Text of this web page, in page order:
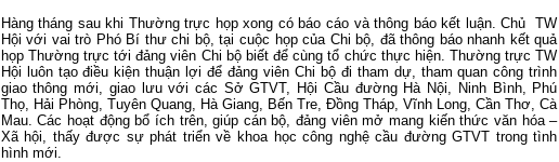
Hàng tháng sau khi Thường trực họp xong có báo cáo và thông báo kết luận. Chủ TW
Hội với vai trò Phó Bí thư chi bộ, tại cuộc họp của Chi bộ, đã thông báo nhanh kết quả
họp Thường trực tới đảng viên Chi bộ biết để cùng tổ chức thực hiện. Thường trực TW
Hội luôn tạo điều kiện thuận lợi để đảng viên Chi bộ đi tham dự, tham quan công trình
giao thông mới, giao lưu với các Sở GTVT, Hội Cầu đường Hà Nội, Ninh Bình, Phú
Thọ, Hải Phòng, Tuyên Quang, Hà Giang, Bến Tre, Đồng Tháp, Vĩnh Long, Cần Thơ, Cà
Mau. Các hoạt động bổ ích trên, giúp cán bộ, đảng viên mở mang kiến thức văn hóa –
Xã hội, thấy được sự phát triển về khoa học công nghệ cầu đường GTVT trong tình
hình mới.